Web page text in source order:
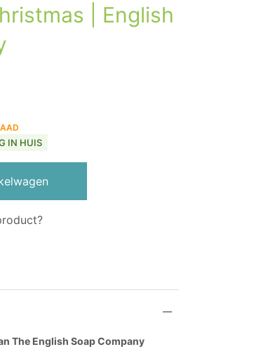
| English
IN HUIS
The English Soap Company